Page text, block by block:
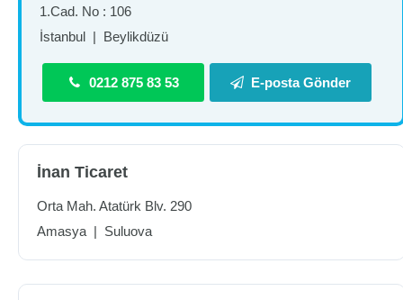
1.Cad. No : 106
İstanbul | Beylikdüzü
0212 875 83 53 E-posta Gönder
İnan Ticaret
Orta Mah. Atatürk Blv. 290
Amasya | Suluova